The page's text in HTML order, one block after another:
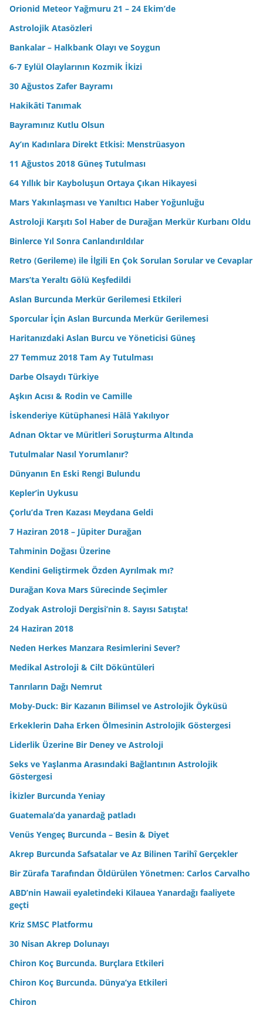
Orionid Meteor Yağmuru 21 – 24 Ekim’de
Astrolojik Atasözleri
Bankalar – Halkbank Olayı ve Soygun
6-7 Eylül Olaylarının Kozmik İkizi
30 Ağustos Zafer Bayramı
Hakikâti Tanımak
Bayramınız Kutlu Olsun
Ay’ın Kadınlara Direkt Etkisi: Menstrüasyon
11 Ağustos 2018 Güneş Tutulması
64 Yıllık bir Kayboluşun Ortaya Çıkan Hikayesi
Mars Yakınlaşması ve Yanıltıcı Haber Yoğunluğu
Astroloji Karşıtı Sol Haber de Durağan Merkür Kurbanı Oldu
Binlerce Yıl Sonra Canlandırıldılar
Retro (Gerileme) ile İlgili En Çok Sorulan Sorular ve Cevaplar
Mars’ta Yeraltı Gölü Keşfedildi
Aslan Burcunda Merkür Gerilemesi Etkileri
Sporcular İçin Aslan Burcunda Merkür Gerilemesi
Haritanızdaki Aslan Burcu ve Yöneticisi Güneş
27 Temmuz 2018 Tam Ay Tutulması
Darbe Olsaydı Türkiye
Aşkın Acısı & Rodin ve Camille
İskenderiye Kütüphanesi Hâlâ Yakılıyor
Adnan Oktar ve Müritleri Soruşturma Altında
Tutulmalar Nasıl Yorumlanır?
Dünyanın En Eski Rengi Bulundu
Kepler’in Uykusu
Çorlu’da Tren Kazası Meydana Geldi
7 Haziran 2018 – Jüpiter Durağan
Tahminin Doğası Üzerine
Kendini Geliştirmek Özden Ayrılmak mı?
Durağan Kova Mars Sürecinde Seçimler
Zodyak Astroloji Dergisi’nin 8. Sayısı Satışta!
24 Haziran 2018
Neden Herkes Manzara Resimlerini Sever?
Medikal Astroloji & Cilt Döküntüleri
Tanrıların Dağı Nemrut
Moby-Duck: Bir Kazanın Bilimsel ve Astrolojik Öyküsü
Erkeklerin Daha Erken Ölmesinin Astrolojik Göstergesi
Liderlik Üzerine Bir Deney ve Astroloji
Seks ve Yaşlanma Arasındaki Bağlantının Astrolojik
Göstergesi
İkizler Burcunda Yeniay
Guatemala’da yanardağ patladı
Venüs Yengeç Burcunda – Besin & Diyet
Akrep Burcunda Safsatalar ve Az Bilinen Tarihî Gerçekler
Bir Zürafa Tarafından Öldürülen Yönetmen: Carlos Carvalho
ABD’nin Hawaii eyaletindeki Kilauea Yanardağı faaliyete
geçti
Kriz SMSC Platformu
30 Nisan Akrep Dolunayı
Chiron Koç Burcunda. Burçlara Etkileri
Chiron Koç Burcunda. Dünya’ya Etkileri
Chiron